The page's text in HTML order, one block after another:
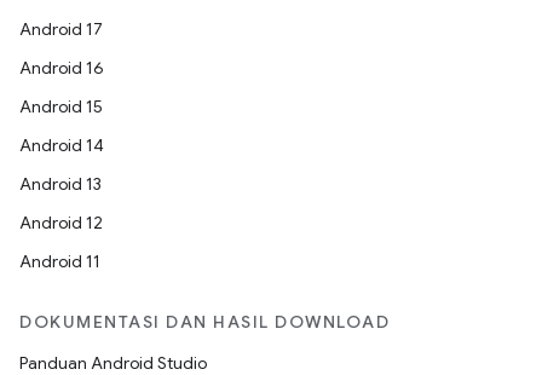
Android 17
Android 16
Android 15
Android 14
Android 13
Android 12
Android 11
DOKUMENTASI DAN HASIL DOWNLOAD
Panduan Android Studio